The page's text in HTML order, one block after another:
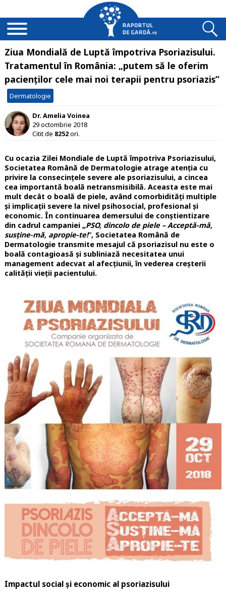
Ziua Mondială de Luptă împotriva Psoriazisului.
Tratamentul în România: „putem să le oferim
pacienţilor cele mai noi terapii pentru psoriazis”
Dermatologie
Dr. Amelia Voinea
29 octombrie 2018
Citit de 8252ori.
Cu ocazia Zilei Mondiale de Luptă împotriva Psoriazisului,
Societatea Română de Dermatologie atrage atenția cu
privire la consecinţele severe ale psoriazisului, a cincea
cea importantă boală netransmisibilă. Aceasta este mai
mult decât o boală de piele, având comorbidităţi multiple
şi implicaţii severe la nivel psihosocial, profesional şi
economic. În continuarea demersului de conştientizare
din cadrul campaniei „PSO, dincolo de piele – Acceptă-mă,
susţine-mă, apropie-te!”, Societatea Română de
Dermatologie transmite mesajul că psoriazisul nu este o
boală contagioasă şi subliniază necesitatea unui
management adecvat al afecţiunii, în vederea creşterii
calităţii vieţii pacientului.
Impactul social și economic al psoriazisului